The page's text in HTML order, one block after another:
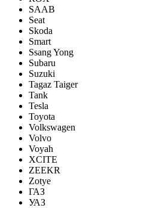
SAAB
Seat
Skoda
Smart
Ssang Yong
Subaru
Suzuki
Tagaz Taiger
Tank
Tesla
Toyota
Volkswagen
Volvo
Voyah
XCITE
ZEEKR
Zotye
ГАЗ
УАЗ